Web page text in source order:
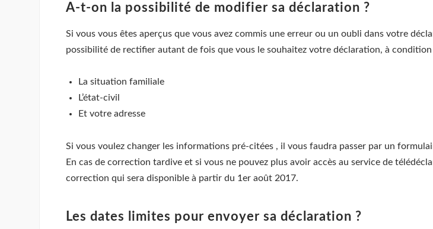
A-t-on la possibilité de modifier sa déclaration ?
Si vous vous êtes aperçus que vous avez commis une erreur ou un oubli dans votre
possibilité de rectifier autant de fois que vous le souhaitez votre déclaration, à
La situation familiale
L’état-civil
Et votre adresse
Si vous voulez changer les informations pré-citées , il vous faudra passer par un
En cas de correction tardive et si vous ne pouvez plus avoir accès au service de
correction qui sera disponible à partir du 1er août 2017.
Les dates limites pour envoyer sa déclaration ?